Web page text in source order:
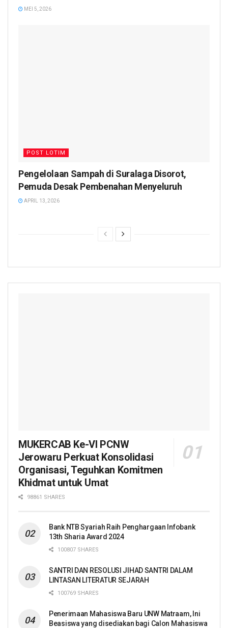
MEI 5, 2026
POST LOTIM
Pengelolaan Sampah di Suralaga Disorot,
Pemuda Desak Pembenahan Menyeluruh
APRIL 13, 2026
MUKERCAB Ke-VI PCNW
Jerowaru Perkuat Konsolidasi
Organisasi, Teguhkan Komitmen
Khidmat untuk Umat
98861 SHARES
Bank NTB Syariah Raih Penghargaan Infobank
13th Sharia Award 2024
100807 SHARES
SANTRI DAN RESOLUSI JIHAD SANTRI DALAM
LINTASAN LITERATUR SEJARAH
100769 SHARES
Penerimaan Mahasiswa Baru UNW Matraam, Ini
Beasiswa yang disediakan bagi Calon Mahasiswa